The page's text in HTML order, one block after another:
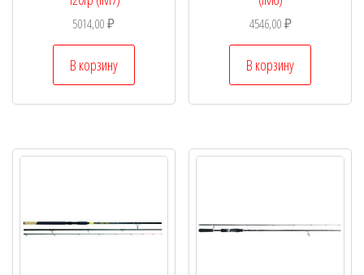
5014,00₽
В корзину
4546,00₽
В корзину